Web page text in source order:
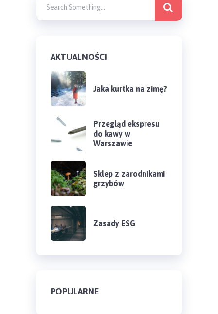
AKTUALNOŚCI
Jaka kurtka na zimę?
Przegląd ekspresu
do kawy w
Warszawie
Sklep z zarodnikami
grzybów
Zasady ESG
POPULARNE